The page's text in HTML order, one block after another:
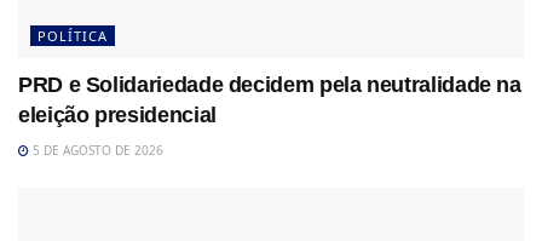
POLÍTICA
PRD e Solidariedade decidem pela neutralidade na
eleição presidencial
5 DE AGOSTO DE 2026